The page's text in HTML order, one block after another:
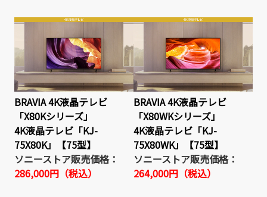
BRAVIA 4K液晶テレビ
「X80Kシリーズ」
4K液晶テレビ「KJ-
75X80K」【75型】
ソニーストア販売価格：
286,000円（税込）
BRAVIA 4K液晶テレビ
「X80WKシリーズ」
4K液晶テレビ「KJ-
75X80WK」【75型】
ソニーストア販売価格：
264,000円（税込）